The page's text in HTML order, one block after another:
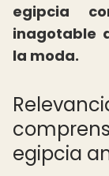
egipcia
inagotable
la moda.
egipcia